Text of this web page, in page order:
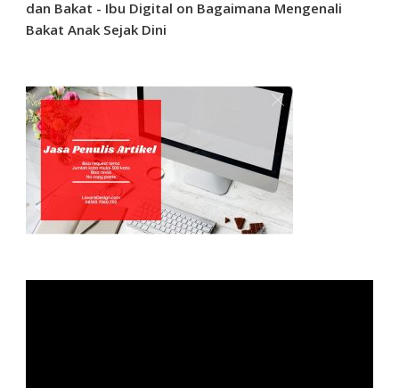
dan Bakat - Ibu Digital on Bagaimana Mengenali
Bakat Anak Sejak Dini